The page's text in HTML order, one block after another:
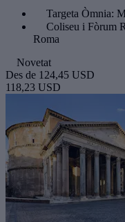
Targeta Òmnia:
Coliseu i Fòrum
Roma
Novetat
Des de 124,45 USD
118,23 USD